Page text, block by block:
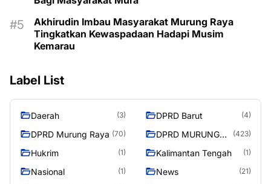
Akhirudin Imbau Masyarakat Murung Raya
Tingkatkan Kewaspadaan Hadapi Musim
Kemarau
Label List
Daerah (3) DPRD Barut (4)
DPRD Murung Raya (70)
DPRD MURUNG
(423)
Hukrim (1) Kalimantan Tengah (1)
Nasional (1) News (21)